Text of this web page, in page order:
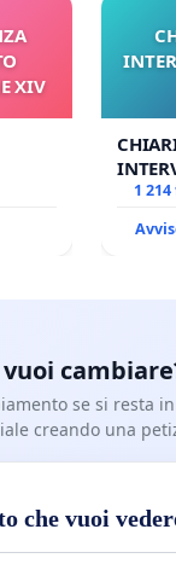
XIV
1
se si resta
creando una
che vuoi